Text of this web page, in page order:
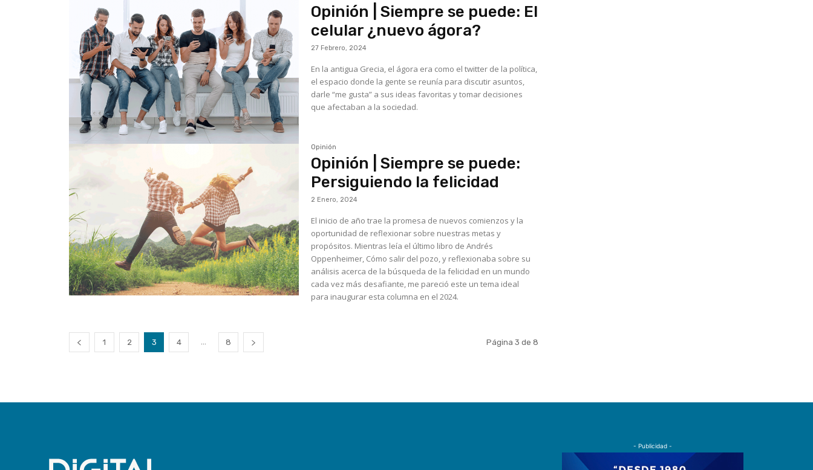
Opinión | Siempre se puede: El
celular ¿nuevo ágora?
27 Febrero, 2024
En la antigua Grecia, el ágora era como el twitter de la política,
el espacio donde la gente se reunía para discutir asuntos,
darle “me gusta” a sus ideas favoritas y tomar decisiones
que afectaban a la sociedad.
Opinión
Opinión | Siempre se puede:
Persiguiendo la felicidad
2 Enero, 2024
El inicio de año trae la promesa de nuevos comienzos y la
oportunidad de reflexionar sobre nuestras metas y
propósitos. Mientras leía el último libro de Andrés
Oppenheimer, Cómo salir del pozo, y reflexionaba sobre su
análisis acerca de la búsqueda de la felicidad en un mundo
cada vez más desafiante, me pareció este un tema ideal
para inaugurar esta columna en el 2024.
1 2 3 4 8 Página 3 de 8
- Publicidad -